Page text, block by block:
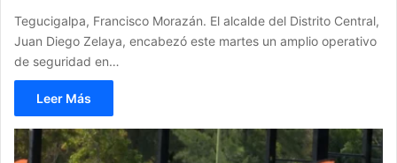
Tegucigalpa, Francisco Morazán. El alcalde del Distrito Central,
Juan Diego Zelaya, encabezó este martes un amplio operativo
de seguridad en…
Leer Más